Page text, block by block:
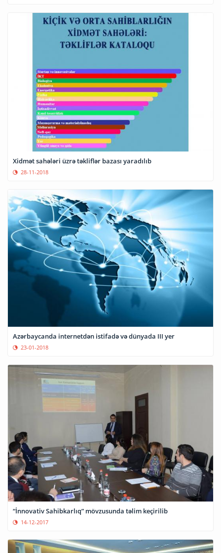
Xidmət sahələri üzrə təkliflər bazası yaradılıb
28-11-2018
Azərbaycanda internetdən istifadə və dünyada III yer
23-01-2018
“İnnovativ Sahibkarlıq” mövzusunda təlim keçirilib
14-12-2017